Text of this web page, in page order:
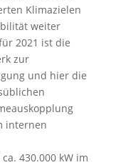
Klimazielen
weiter
2021 ist die
zur
und hier die
internen
430.000 kW im